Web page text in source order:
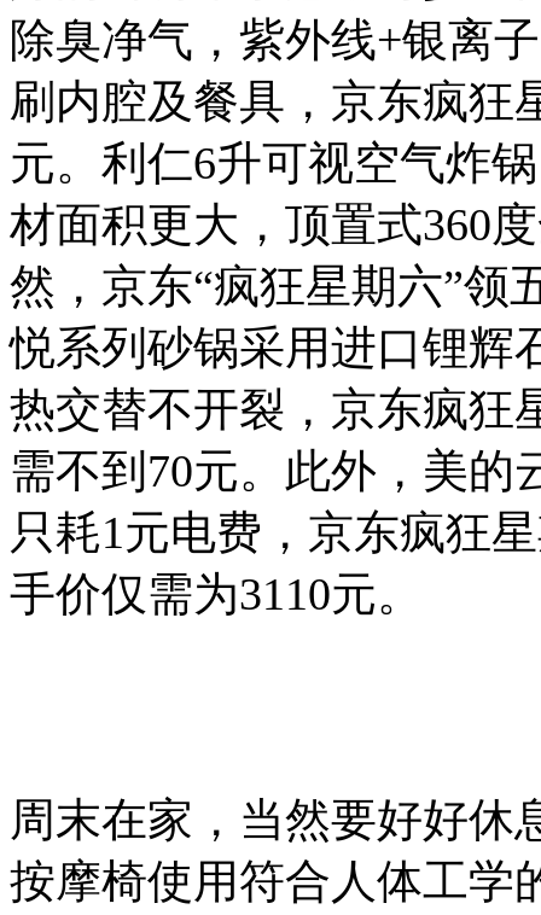
除臭净气，紫外线+银离
刷内腔及餐具，京东疯狂
元。利仁6升可视空气炸
材面积更大，顶置式360
然，京东“疯狂星期六”领
悦系列砂锅采用进口锂辉
热交替不开裂，京东疯狂
需不到70元。此外，美的
只耗1元电费，京东疯狂
手价仅需为3110元。
周末在家，当然要好好休
按摩椅使用符合人体工学